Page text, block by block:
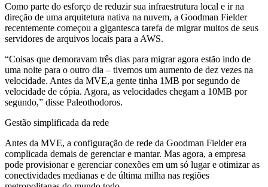
Como parte do esforço de reduzir sua infraestrutura local e ir na
direção de uma arquitetura nativa na nuvem, a Goodman Fielder
recentemente começou a gigantesca tarefa de migrar muitos de seus
servidores de arquivos locais para a AWS.
“Coisas que demoravam três dias para migrar agora estão indo de
uma noite para o outro dia – tivemos um aumento de dez vezes na
velocidade. Antes da MVE,a gente tinha 1MB por segundo de
velocidade de cópia. Agora, as velocidades chegam a 10MB por
segundo,” disse Paleothodoros.
Gestão simplificada da rede
Antes da MVE, a configuração de rede da Goodman Fielder era
complicada demais de gerenciar e mantar. Mas agora, a empresa
pode provisionar e gerenciar conexões em um só lugar e otimizar as
conectividades medianas e de última milha nas regiões